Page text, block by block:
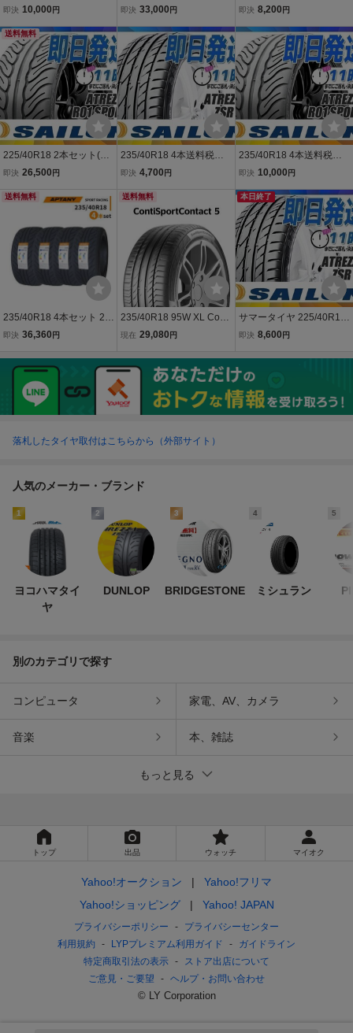
5/35R18 97W XL ATREZZ
アトレッツォ サマー タイ
ヤ 1本 YA2913
即決 10,000 円
タースポーツ】2024年製
5/40R18 95W SPORT RS
_2 2本セット◆D3344
即決 33,000 円
1本価格(単品) SAILUN(サ
(新品 当日発送 送料無料)
即決 8,200 円
送料無料
225/40R18 2本セット(2
本SET) SAILUN(サイレ
T サマータイヤ(ドリフト
にも) (新品 当日発送 送料
無料)
即決 26,500 円
235/40R18 4本送料税込3
0,000円 SAILUN(サイレ
タイヤ (新品 当日発送)☆
即決 4,700 円
235/40R18 4本送料税込5
1,200円 SAILUN(サイレ
T サマータイヤ (新品 当日
発送)☆
即決 10,000 円
送料無料
235/40R18 4本セット 20
26年製造 新品サマータイ
NG 送料無料 235/40/18
即決 36,360 円
送料無料
235/40R18 95W XL Conti
nental ContiSportContact
25年製 新品 コンチ スポ
ーツ コンタクト5 18イン
チ
現在 29,080 円
本日終了
サマータイヤ 225/40R18
2本セット(2本SET) SAIL
SR (新品 当日発送)
即決 8,600 円
落札したタイヤ取付はこちらから（外部サイト）
人気のメーカー・ブランド
1
ヨコハマタイ
ヤ
2
DUNLOP
3
BRIDGESTONE
4
ミシュラン
5
別のカテゴリで探す
コンピュータ 家電、AV、カメラ
音楽 本、雑誌
もっと見る
トップ 出品 ウォッチ マイオク
Yahoo!オークション
Yahoo!フリマ
Yahoo!ショッピング
Yahoo! JAPAN
プライバシーポリシー
プライバシーセンター
利用規約
LYPプレミアム利用ガイド
ガイドライン
特定商取引法の表示
ストア出店について
ご意見・ご要望
ヘルプ・お問い合わせ
© LY Corporation